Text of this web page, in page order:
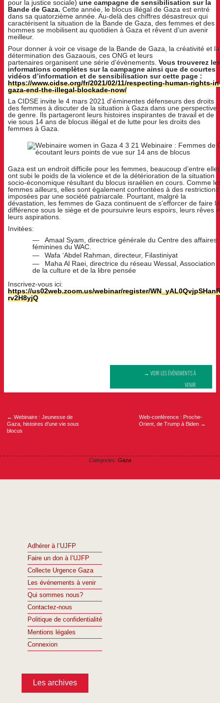
pour la justice sociale) une campagne de sensibilisation sur la
Bande de Gaza. Cette année, le blocus illégal de Gaza est entré
dans sa quatorzième année. Au-delà des chiffres désastreux qui
caractérisent la situation de la Bande de Gaza, des femmes et des
hommes se mobilisent au quotidien à Gaza et rêvent d’un avenir
meilleur.
Pour donner à voir ce visage de la Bande de Gaza, la créativité et la
détermination des Gazaouis, ces ONG et leurs
partenaires organisent une série d’évènements. Vous trouverez les
informations complètes sur la campagne ainsi que de courtes
vidéos d’information et de sensibilisation sur cette page :
https://www.cidse.org/fr/2021/02/11/respecting-human-rights-
gaza-end-the-illegal-blockade-now/
La CIDSE invite le 4 mars 2021 d’éminentes défenseurs des droits
des femmes à discuter de la situation à Gaza dans une perspective
de genre. Ils partageront leurs histoires inspirantes de travail et de
vie sous 14 ans de blocus illégal et de lutte pour les droits des
femmes à Gaza.
Gaza est un endroit difficile pour les femmes, beaucoup d’entre
ont subi le poids de la violence et de la détérioration de la situation
socio-économique résultant du blocus israélien en cours. Comme
femmes ailleurs, elles sont également confrontées à des restrictions
imposées par une société patriarcale. Pourtant, malgré la
dévastation, les femmes de Gaza continuent de s’efforcer de faire la
différence sous le siège et de poursuivre leurs espoirs, leurs rêves
leurs aspirations.
Invitées:
Amaal Syam, directrice générale du Centre des affaires
féminines du WAC.
Wafa ‘Abdel Rahman, directeur, Filastiniyat
Maha Al Raei, directrice du réseau Wessal, Association
de la culture et de la libre pensée
Inscrivez-vous ici:
https://us02web.zoom.us/webinar/register/
rv2H8yjQ
→ VOIR LES ÉVÉNEMENTS À
VENIR
Navigation
← Webinaire : Jeunesse de
Gaza, histoires d’une vie sous
blocus
Web-conférence : Proche-
Orient, de Trump à Biden →
Categories: Gaza
Adhérer à l’UJFP
Faire un don à l’UJFP
Collecte Urgence Gaza
Les événements à venir
Qui sommes nous?
Contactez-nous
Politique de confidentialité
Mentions légales
Connexion
Les archives